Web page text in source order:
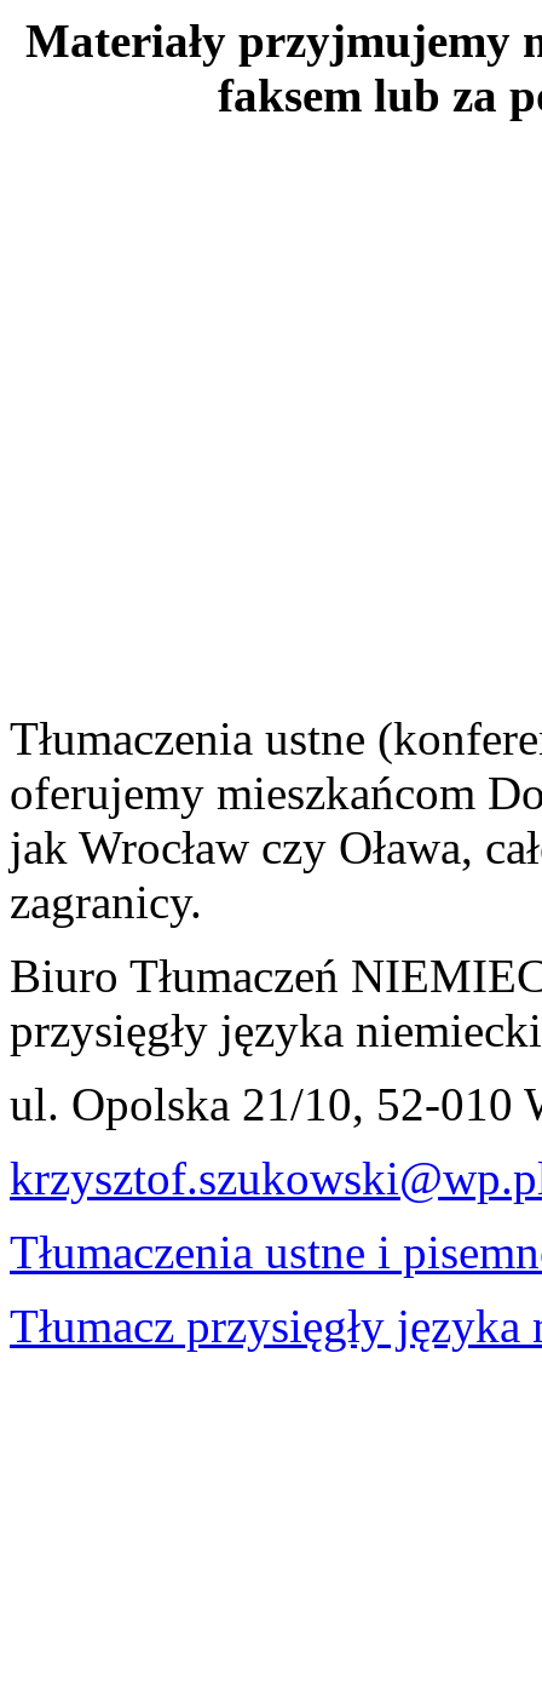
Materiały przyjmujemy
faksem lub za
Tłumaczenia ustne
oferujemy mieszkańcom
jak Wrocław czy Oława,
zagranicy.
Biuro Tłumaczeń
przysięgły języka
ul. Opolska 21/10, 52-010
Tłumaczenia ustne i
Tłumacz przysięgły